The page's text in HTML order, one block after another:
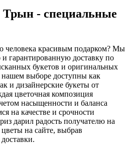
Трын - специальные
человека красивым подарком? Мы
гарантированную доставку по
букетов и оригинальных
выборе доступны как
и дизайнерские букеты от
цветочная композиция
насыщенности и баланса
на качестве и срочности
дарил радость получателю на
на сайте, выбрав